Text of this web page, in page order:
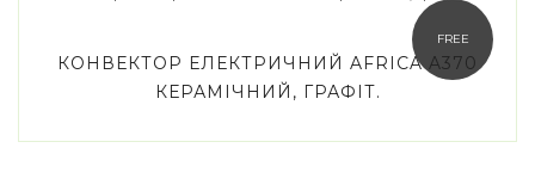
FREE
КОНВЕКТОР ЕЛЕКТРИЧНИЙ AFRICA A370
КЕРАМІЧНИЙ, ГРАФІТ.